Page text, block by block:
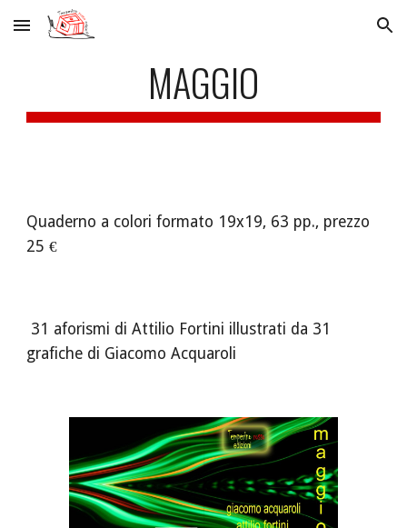
Skip to main content Skip to navigation
MAGGIO
Quaderno a colori formato 19x19, 63 pp., prezzo
25 €
grafiche di Giacomo Acquaroli